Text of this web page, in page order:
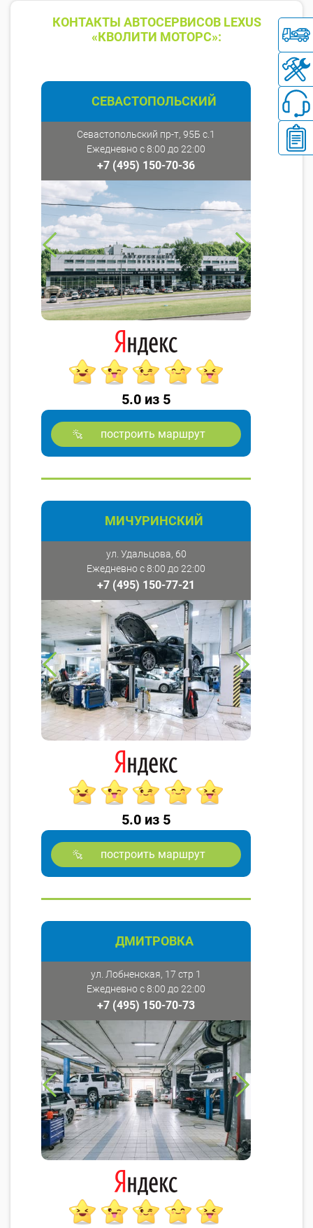
КОНТАКТЫ АВТОСЕРВИСОВ LEXUS
«КВОЛИТИ МОТОРС»:
СЕВАСТОПОЛЬСКИЙ
Севастопольский пр-т, 95Б с.1
Ежедневно с 8:00 до 22:00
+7 (495) 150-70-36
5.0 из 5
построить маршрут
МИЧУРИНСКИЙ
ул. Удальцова, 60
Ежедневно с 8:00 до 22:00
+7 (495) 150-77-21
5.0 из 5
построить маршрут
ДМИТРОВКА
ул. Лобненская, 17 стр 1
Ежедневно с 8:00 до 22:00
+7 (495) 150-70-73